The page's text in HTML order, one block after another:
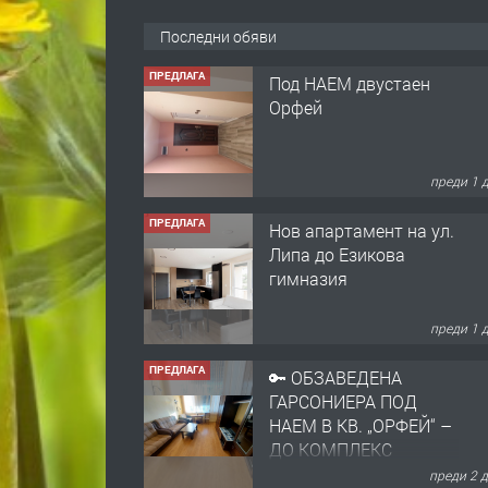
Последни обяви
ПРЕДЛАГА
Нов апартамент на ул.
Липа до Езикова
преди 1
ПРЕДЛАГА
🔑 ОБЗАВЕДЕНА
ГАРСОНИЕРА ПОД
НАЕМ В КВ. „ОРФЕЙ“ –
преди 2
ПРЕДЛАГА
НАПЪЛНО ОБЗАВЕДЕН
И ОБОРУДВАН
ТРИСТАЕН
АПАРТАМЕНТ В
преди 3